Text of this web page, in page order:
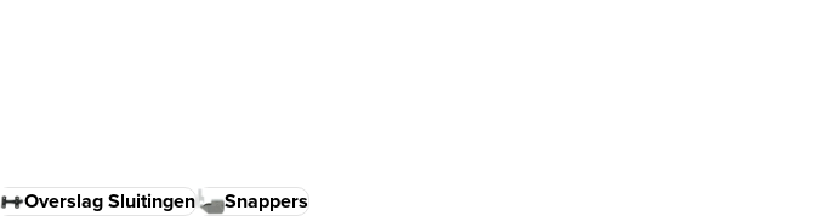
Overslag Sluitingen Snappers